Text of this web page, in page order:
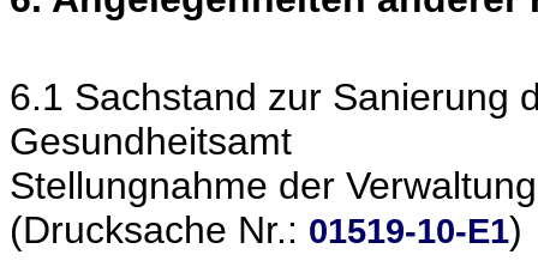
6.1 Sachstand zur Sanierung
Gesundheitsamt
Stellungnahme der Verwaltung
(Drucksache Nr.: 01519-10-E1)